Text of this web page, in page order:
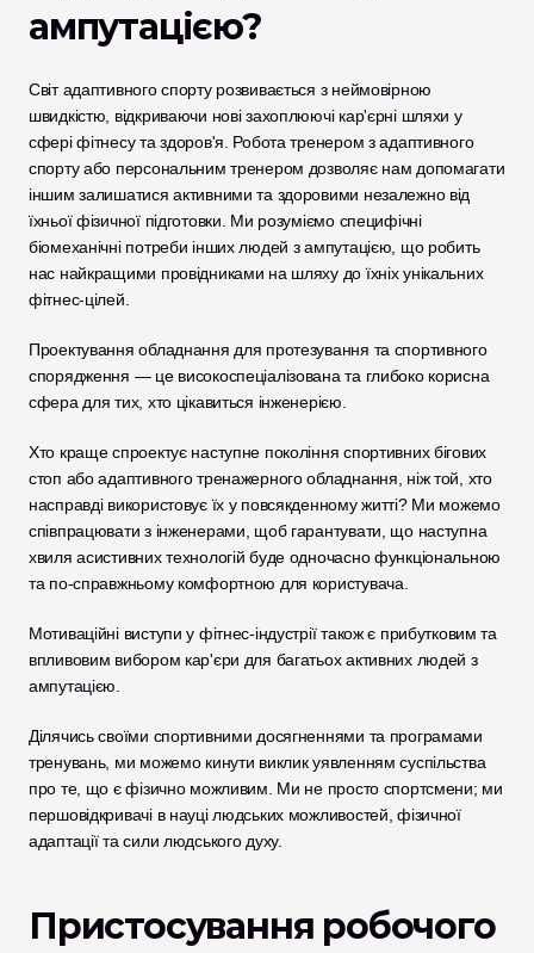
ампутацією?
Світ адаптивного спорту розвивається з неймовірною
швидкістю, відкриваючи нові захоплюючі кар'єрні шляхи у
сфері фітнесу та здоров'я. Робота тренером з адаптивного
спорту або персональним тренером дозволяє нам допомагати
іншим залишатися активними та здоровими незалежно від
їхньої фізичної підготовки. Ми розуміємо специфічні
біомеханічні потреби інших людей з ампутацією, що робить
нас найкращими провідниками на шляху до їхніх унікальних
фітнес-цілей.
Проектування обладнання для протезування та спортивного
спорядження — це високоспеціалізована та глибоко корисна
сфера для тих, хто цікавиться інженерією.
Хто краще спроектує наступне покоління спортивних бігових
стоп або адаптивного тренажерного обладнання, ніж той, хто
насправді використовує їх у повсякденному житті? Ми можемо
співпрацювати з інженерами, щоб гарантувати, що наступна
хвиля асистивних технологій буде одночасно функціональною
та по-справжньому комфортною для користувача.
Мотиваційні виступи у фітнес-індустрії також є прибутковим та
впливовим вибором кар'єри для багатьох активних людей з
ампутацією.
Ділячись своїми спортивними досягненнями та програмами
тренувань, ми можемо кинути виклик уявленням суспільства
про те, що є фізично можливим. Ми не просто спортсмени; ми
першовідкривачі в науці людських можливостей, фізичної
адаптації та сили людського духу.
Пристосування робочого